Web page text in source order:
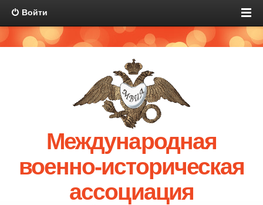
Войти
Международная
военно-историческая
ассоциация